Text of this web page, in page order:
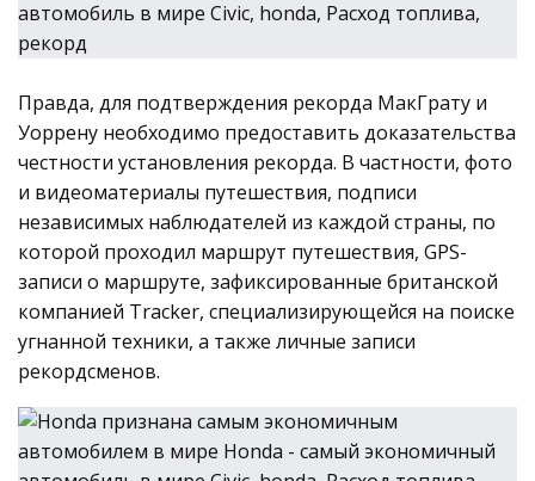
Правда, для подтверждения рекорда МакГрату и
Уоррену необходимо предоставить доказательства
честности установления рекорда. В частности, фото
и видеоматериалы путешествия, подписи
независимых наблюдателей из каждой страны, по
которой проходил маршрут путешествия, GPS-
записи о маршруте, зафиксированные британской
компанией Tracker, специализирующейся на поиске
угнанной техники, а также личные записи
рекордсменов.